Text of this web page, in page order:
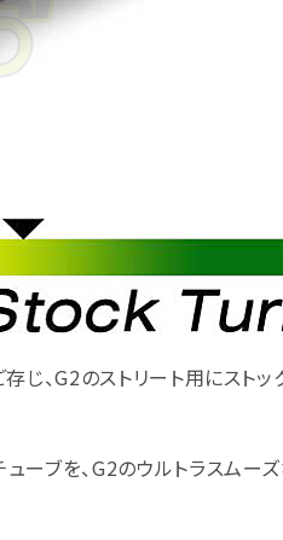
、G2のストリート用にストッ
ーブを、G2のウルトラスムー